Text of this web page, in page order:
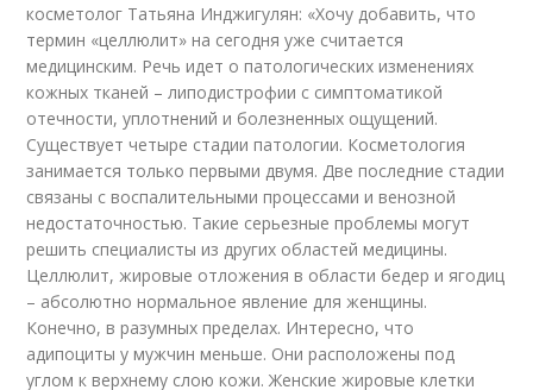
косметолог Татьяна Инджигулян: «Хочу добавить, что
термин «целлюлит» на сегодня уже считается
медицинским. Речь идет о патологических изменениях
кожных тканей – липодистрофии с симптоматикой
отечности, уплотнений и болезненных ощущений.
Существует четыре стадии патологии. Косметология
занимается только первыми двумя. Две последние стадии
связаны с воспалительными процессами и венозной
недостаточностью. Такие серьезные проблемы могут
решить специалисты из других областей медицины.
Целлюлит, жировые отложения в области бедер и ягодиц
– абсолютно нормальное явление для женщины.
Конечно, в разумных пределах. Интересно, что
адипоциты у мужчин меньше. Они расположены под
углом к верхнему слою кожи. Женские жировые клетки